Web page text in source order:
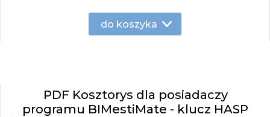
do koszyka
PDF Kosztorys dla posiadaczy
programu BIMestiMate - klucz HASP